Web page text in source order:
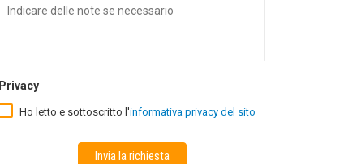
Privacy
Ho letto e sottoscritto l'informativa privacy del sito
Invia la richiesta